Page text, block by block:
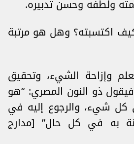
ولطفه وحسن تدبيره.
اكتسبته؟ وهل هو مرتبة
وإزاحة الشيء، وتحقيق
فيقول ذو النون المصري: “هو
كل شيء، والرجوع إليه في
به في كل حال” [مدارج